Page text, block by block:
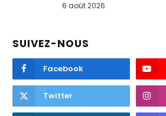
6 août 2026
SUIVEZ-NOUS
Facebook
Twitter